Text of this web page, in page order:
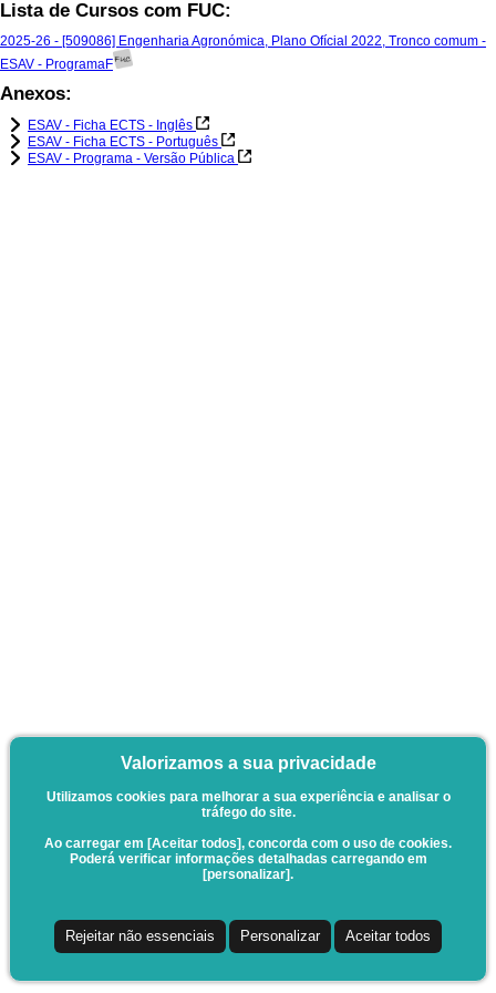
Lista de Cursos com FUC:
2025-26 - [509086] Engenharia Agronómica, Plano Ofícial 2022, Tronco comum -
ESAV - ProgramaF
Anexos:
ESAV - Ficha ECTS - Inglês
ESAV - Ficha ECTS - Português
ESAV - Programa - Versão Pública
Valorizamos a sua privacidade
Utilizamos cookies para melhorar a sua experiência e analisar o
tráfego do site.
Ao carregar em [Aceitar todos], concorda com o uso de cookies.
Poderá verificar informações detalhadas carregando em
[personalizar].
Rejeitar não essenciais Personalizar Aceitar todos